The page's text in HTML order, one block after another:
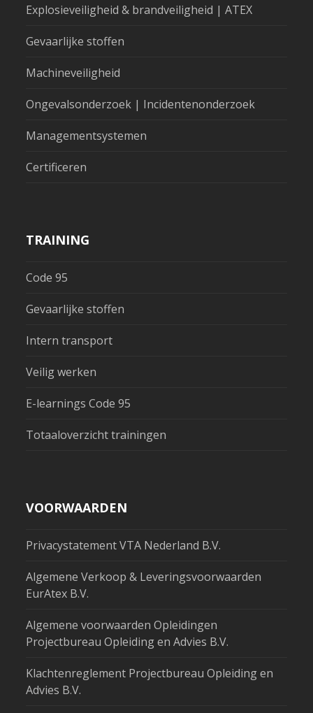
Explosieveiligheid & brandveiligheid | ATEX
Gevaarlijke stoffen
Machineveiligheid
Ongevalsonderzoek | Incidentenonderzoek
Managementsystemen
Certificeren
TRAINING
Code 95
Gevaarlijke stoffen
Intern transport
Veilig werken
E-learnings Code 95
Totaaloverzicht trainingen
VOORWAARDEN
Privacystatement VTA Nederland B.V.
Algemene Verkoop & Leveringsvoorwaarden
EurAtex B.V.
Algemene voorwaarden Opleidingen
Projectbureau Opleiding en Advies B.V.
Klachtenreglement Projectbureau Opleiding en
Advies B.V.